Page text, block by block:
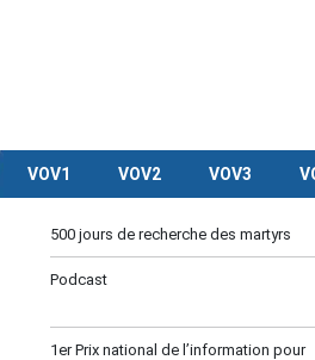
VOV1 VOV2 VOV3
500 jours de recherche des martyrs
Podcast
1er Prix national de l’information pour